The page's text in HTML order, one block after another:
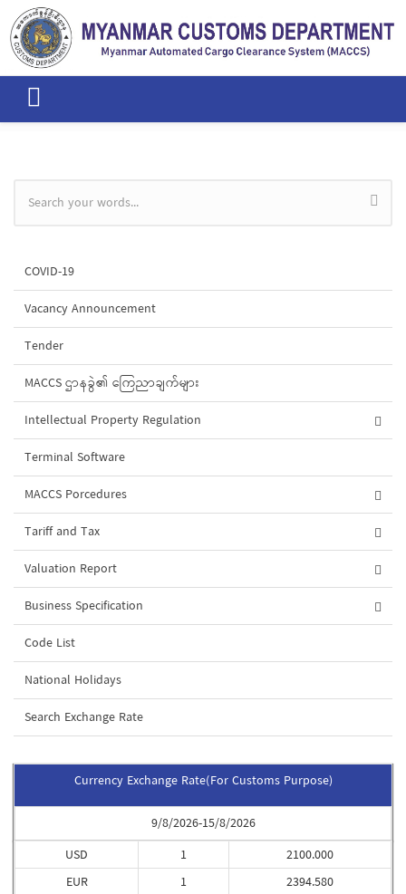
Skip to main content
Search form
COVID-19
Vacancy Announcement
Tender
MACCS ဌာနခွဲ၏ ကြေညာချက်များ
Intellectual Property Regulation
Terminal Software
MACCS Porcedures
Tariff and Tax
Valuation Report
Business Specification
Code List
National Holidays
Search Exchange Rate
Currency Exchange Rate(For Customs Purpose)
9/8/2026-15/8/2026
USD
EUR
1
1
2100.000
2394.580